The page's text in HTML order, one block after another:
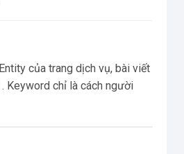
Entity của trang dịch vụ, bài viết
. Keyword chỉ là cách người